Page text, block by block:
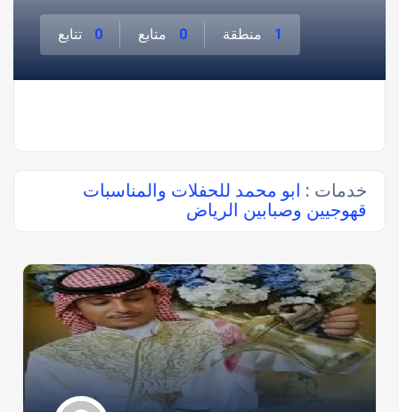
1 منطقة 0 متابع 0 تتابع
خدمات :
ابو محمد للحفلات والمناسبات
قهوجيين وصبابين الرياض